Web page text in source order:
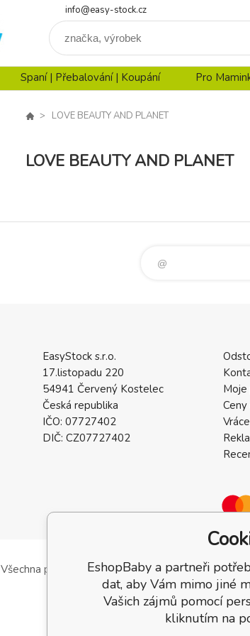
info@easy-stock.cz
Spaní | Přebalování | Koupání Pro
LOVE BEAUTY AND PLANET
LOVE BEAUTY AND PLANET
EasyStock s.r.o.
17.listopadu 220
54941 Červený Kostelec
Česká republika
IČO: 07727402
DIČ: CZ07727402
Moje
Všechna práva vyhrazena.EshopBaby a partneři
dat, aby Vám mimo jiné
Vašich zájmů pomocí
kliknutím na